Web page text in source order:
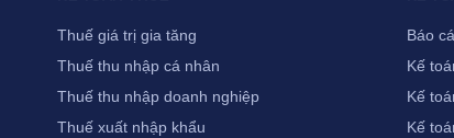
Thuế giá trị gia tăng
Thuế thu nhập cá nhân
Thuế thu nhập doanh nghiệp
Thuế xuất nhập khẩu
Báo
Kế
Kế
Kế